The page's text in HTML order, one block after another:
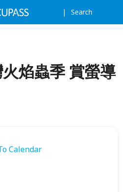
Search
焰蟲季 賞螢導
Calendar